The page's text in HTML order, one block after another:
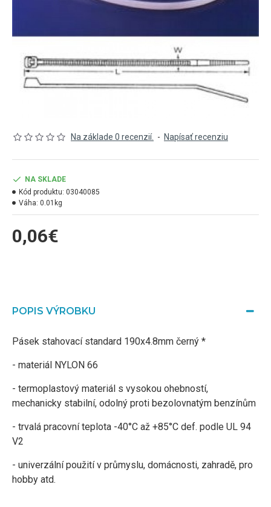
Na základe 0 recenzií. - Napísať recenziu
0,06€
NA SKLADE
Kód produktu: 03040085
Váha: 0.01kg
POPIS VÝROBKU
Pásek stahovací standard 190x4.8mm černý *
- materiál NYLON 66
- termoplastový materiál s vysokou ohebností,
mechanicky stabilní, odolný proti bezolovnatým benzínům
- trvalá pracovní teplota -40°C až +85°C def. podle UL 94
V2
- univerzální použití v průmyslu, domácnosti, zahradě, pro
hobby atd.